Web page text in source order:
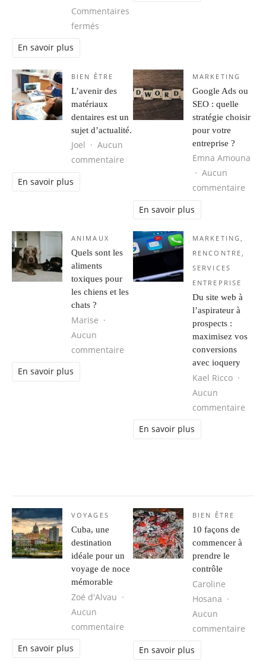
Commentaires
fermés
En savoir plus
BIEN ÊTRE
L’avenir des
matériaux
dentaires est un
sujet d’actualité.
Joel
Aucun
commentaire sur L’avenir des matériaux
En savoir plus
MARKETING
Google Ads ou
SEO : quelle
stratégie choisir
pour votre
entreprise ?
Emna Amouna
Aucun
commentaire
En savoir plus
ANIMAUX
Quels sont les
aliments
toxiques pour
les chiens et les
chats ?
Marise
Aucun
commentaire sur Quels sont les aliments
En savoir plus
MARKETING,
RENCONTRE,
SERVICES
ENTREPRISE
Du site web à
l’aspirateur à
prospects :
maximisez vos
conversions
avec ioquery
Kael Ricco
Aucun
commentaire
En savoir plus
VOYAGES
Cuba, une
destination
idéale pour un
voyage de noce
mémorable
Zoé d'Alvau
Aucun
commentaire sur Cuba, une destination idéale
En savoir plus
BIEN ÊTRE
10 façons de
commencer à
prendre le
contrôle
Caroline
Hosana
Aucun
commentaire
En savoir plus